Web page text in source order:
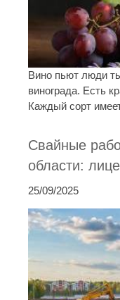
Вино пьют люди
винограда. Есть
Каждый сорт
Свайные
области:
25/09/2025